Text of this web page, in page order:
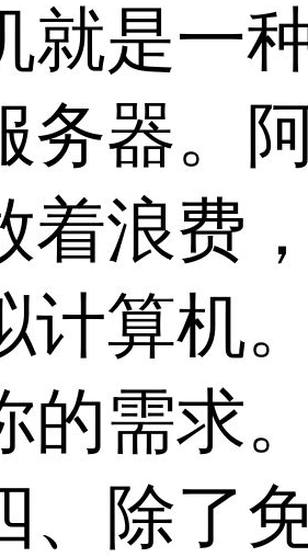
就是一
务器。
着浪费
计算机
的需求
了免